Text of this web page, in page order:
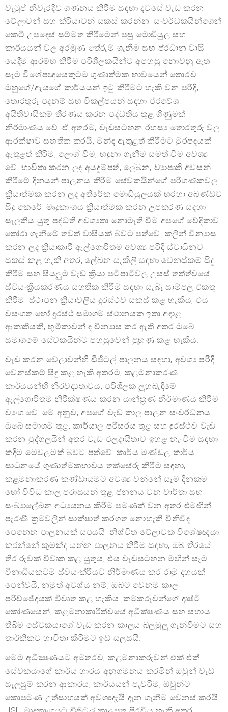
වැටුප් නිවැරදිව ගණනය කිරීම සඳහා දවසේ වැඩ කරන
වේලාවන් සහ ක්රියාවන් සකස් කරන්න. සංවර්ධකයින්ගෙන්
කෙටි උපදෙස් සම්මත කිරීමෙන් පසු මොඩියුල සහ
කාර්යයන් වල අරමුණ තේරුම් ගැනීම සහ ප්රධාන වාසි
යෙදීම ආරම්භ කිරීම පරිශීලකයින්ට අපහසු නොවනු ඇත.
සෑම විශේෂඥයෙකුටම ගුණාත්මක භාවයෙන් තොරව
ඔහුගේ/ඇයගේ කාර්යයන් ඉටු කිරීමට හැකි වන පරිදි,
තොරතුරු පදනම් සහ විකල්පයන් සඳහා ප්රවේශ
අයිතිවාසිකම් තීරණය කරන පද්ධතිය තුළ ගිණුමක්
නිර්මාණය වේ. ඒ අතරම, වැඩසටහන රහස්‍ය තොරතුරු වල
ආරක්ෂාව සහතික කරයි, මන්ද ඇතුළත් කිරීමට මුරපදයක්
ඇතුළත් කිරීම, ලොග් වීම, හඳුනා ගැනීම සමත් වීම අවශ්‍ය
වේ. භාවිතා කරන ලද අයදුම්පත්, ලේඛන, ව්‍යාපෘති අවසන්
කිරීමේ දිනයන් පාලනය කිරීම සේවකයින්ගේ පරිගණකවල
ක්‍රියාත්මක කරන ලද අතිරේක මොඩියුලයක් හරහා අඛණ්ඩව
සිදු කෙරේ. මෘදුකාංගය ක්‍රියාත්මක කරන උපකරණ සඳහා
සැලකිය යුතු පද්ධති අවශ්‍යතා නොමැති වීම අපගේ වේදිකාව
තෝරා ගැනීමේ තවත් වාසියක් බවට පත්වේ. කලින් වින්‍යාස
කරන ලද ක්‍රියාකාරී ඇල්ගොරිතම අවශ්‍ය පරිදි ස්වාධීනව
සකස් කළ හැකි අතර, ලේඛන සැකිලි සඳහා වෙනස්කම් සිදු
කිරීම සහ සියලුම වැඩ ක්‍රියා පටිපාටිවල උසස් තත්ත්වයේ
ස්වයංක්‍රීයකරණය සහතික කිරීම සඳහා සැබෑ සාම්පල එකතු
කිරීම. ස්ථාපන ක්‍රියාවලිය දුරස්ථව සකස් කළ හැකිය, එය
වසංගත හෝ දුරස්ථ සමාගම් ස්ථානයක ඉතා අදාළ
ආකෘතියකි, භූමිකාවන් ද වින්‍යාස කර ඇති අතර ඔබේ
සමාගමේ සේවකයින්ට පහසුවෙන් පුහුණු කළ හැකිය.
වැඩ කරන වේලාවන්හි ඩිජිටල් පාලනය සඳහා, අවශ්‍ය පරිදි
වෙනස්කම් සිදු කළ හැකි අතරම, කළමනාකරණ
කාර්යයන්හි නිරවද්‍යතාවය, පරිශීලක ලුහුබැඳීමේ
ඇල්ගොරිතම නිරීක්ෂණය කරන යාන්ත්‍රණ නිර්මාණය කිරීම
ව්‍යංග වේ. මේ අනුව, අපගේ වැඩ කාල පාලන සංවර්ධනය
ඔබේ සමාගම තුළ, කාර්යාල පරිසරය තුළ සහ දුරස්ථව වැඩ
කරන පුද්ගලයින් අතර වැඩ ඵලදායිතාව ඉහළ නැංවීම සඳහා
කදිම මෙවලමක් බවට පත්වේ. කාර්ය මණ්ඩල කාර්ය
සාධනයේ ගුණාත්මකභාවය තක්සේරු කිරීම සඳහා,
කළමනාකරණ කණ්ඩායමට අවශ්‍ය වන්නේ සෑම දිනකම
හෝ විවිධ කාල පරාසයන් තුළ ජනනය වන වාර්තා සහ
සංඛ්‍යාලේඛන අධ්‍යයනය කිරීම පමණක් වන අතර එමඟින්
පැරණි ක්‍රමවලින් සාක්ෂාත් කරගත නොහැකි විනිවිද
පෙනෙන පාලනයක් සපයයි. නිශ්චිත වේලාවක විශේෂඥයා
කරන්නේ කුමක්ද යන්න පාලනය කිරීම සඳහා, ඔබ තිරයේ
තිර රුවක් විවෘත කළ යුතුය, එය වැඩසටහන මඟින් සෑම
විනාඩියකටම ස්වයංක්රීයව නිර්මාණය කර රාමු දහයක්
පෙන්වයි, නමුත් අවශ්ය නම්, ඔබට වෙනම කාල
පරිච්ඡේදයක් විවෘත කළ හැකිය. කම්කරුවන්ගේ දෘෂ්ටි
කෝණයෙන්, කළමනාකාරිත්වයේ අධීක්ෂණය සහ සහාය
තිබීම සේවකයාගේ වැඩ කරන කාලය බලමුලු ගැන්වීමට සහ
තාර්කිකව භාවිතා කිරීමට ඉඩ සලසයි.
මෙම අධීක්‍ෂණයට අමතරව, කළමනාකරුවන් එක් එක්
සේවකයාගේ කාර්ය භාරය අනුගමනය කරමින් ඔවුන් වැඩ
සැලසුම් කරන ආකාරය, කාර්යයන් පැවරීම, ඔවුන්ට
කොපමණ උත්සාහයක් අවශ්‍යදැයි දැන ගැනීම වෙනස් කරයි.